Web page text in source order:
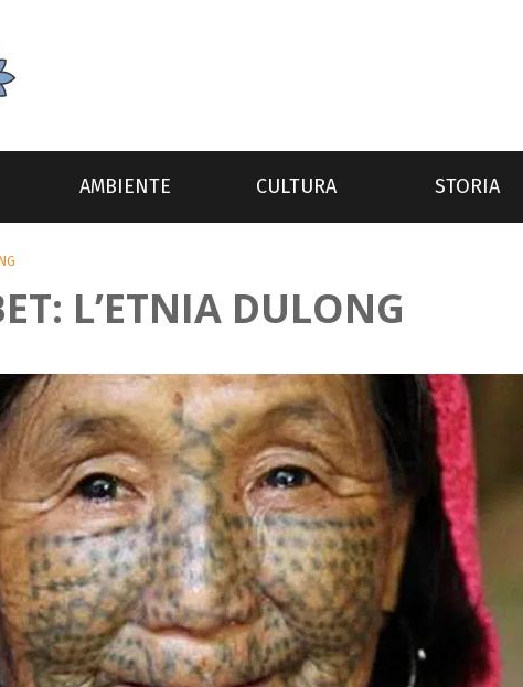
AMBIENTE CULTURA STORIA
L’ETNIA DULONG